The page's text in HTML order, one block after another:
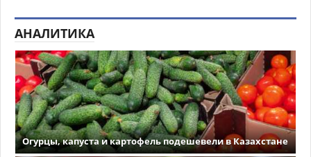
АНАЛИТИКА
Огурцы, капуста и картофель подешевели в Казахстане